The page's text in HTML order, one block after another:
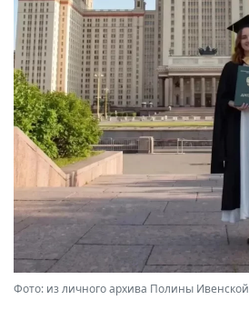
Фото: из личного архива Полины Ивенской